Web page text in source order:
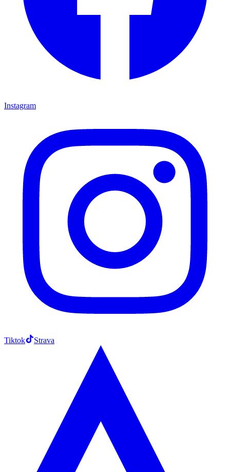
Instagram
Tiktok Strava